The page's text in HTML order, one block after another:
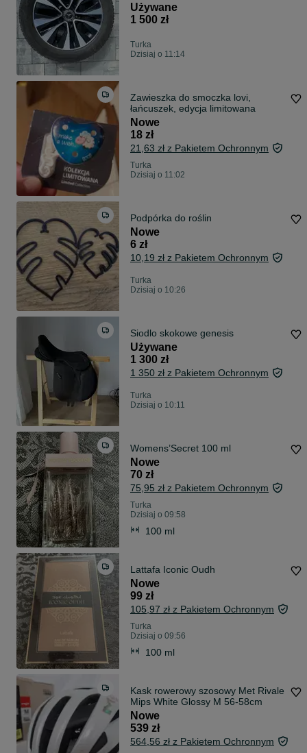
Używane
1 500 zł
Turka
Dzisiaj o 11:14
Zawieszka do smoczka lovi,
łańcuszek, edycja limitowana
Nowe
18 zł
21,63 zł z Pakietem Ochronnym
Turka
Dzisiaj o 11:02
Podpórka do roślin
Nowe
6 zł
10,19 zł z Pakietem Ochronnym
Turka
Dzisiaj o 10:26
Siodlo skokowe genesis
Używane
1 300 zł
1 350 zł z Pakietem Ochronnym
Turka
Dzisiaj o 10:11
Womens’Secret 100 ml
Nowe
70 zł
75,95 zł z Pakietem Ochronnym
Turka
Dzisiaj o 09:58
100 ml
Lattafa Iconic Oudh
Nowe
99 zł
105,97 zł z Pakietem Ochronnym
Turka
Dzisiaj o 09:56
100 ml
Kask rowerowy szosowy Met Rivale
Mips White Glossy M 56-58cm
Nowe
539 zł
564,56 zł z Pakietem Ochronnym